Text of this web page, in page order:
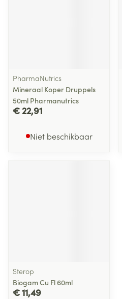
PharmaNutrics
Mineraal Koper Druppels
50ml Pharmanutrics
€ 22,91
Niet beschikbaar
Sterop
Biogam Cu Fl 60ml
€ 11,49